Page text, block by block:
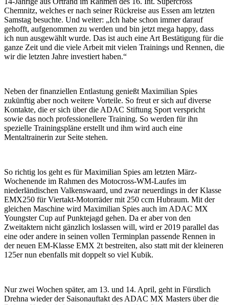
Chemnitz, welches er nach seiner Rückreise aus Essen am letzten
Samstag besuchte. Und weiter: „Ich habe schon immer darauf
gehofft, aufgenommen zu werden und bin jetzt mega happy, dass
ich nun ausgewählt wurde. Das ist auch eine Art Bestätigung für die
ganze Zeit und die viele Arbeit mit vielen Trainings und Rennen, die
wir die letzten Jahre investiert haben.“
Neben der finanziellen Entlastung genießt Maximilian Spies
zukünftig aber noch weitere Vorteile. So freut er sich auf diverse
Kontakte, die er sich über die ADAC Stiftung Sport verspricht
sowie das noch professionellere Training. So werden für ihn
spezielle Trainingspläne erstellt und ihm wird auch eine
Mentaltrainerin zur Seite stehen.
So richtig los geht es für Maximilian Spies am letzten März-
Wochenende im Rahmen des Motocross-WM-Laufes im
niederländischen Valkenswaard, und zwar neuerdings in der Klasse
EMX250 für Viertakt-Motorräder mit 250 ccm Hubraum. Mit der
gleichen Maschine wird Maximilian Spies auch im ADAC MX
Youngster Cup auf Punktejagd gehen. Da er aber von den
Zweitaktern nicht gänzlich loslassen will, wird er 2019 parallel das
eine oder andere in seinen vollen Terminplan passende Rennen in
der neuen EM-Klasse EMX 2t bestreiten, also statt mit der kleineren
125er nun ebenfalls mit doppelt so viel Kubik.
Nur zwei Wochen später, am 13. und 14. April, geht in Fürstlich
Drehna wieder der Saisonauftakt des ADAC MX Masters über die